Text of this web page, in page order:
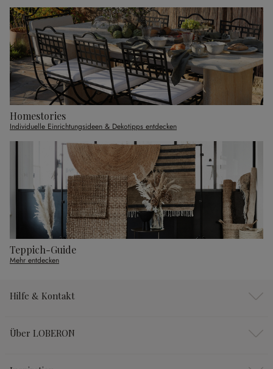
Homestories
Individuelle Einrichtungsideen & Dekotipps entdecken
Teppich-Guide
Mehr entdecken
Hilfe & Kontakt
Über LOBERON